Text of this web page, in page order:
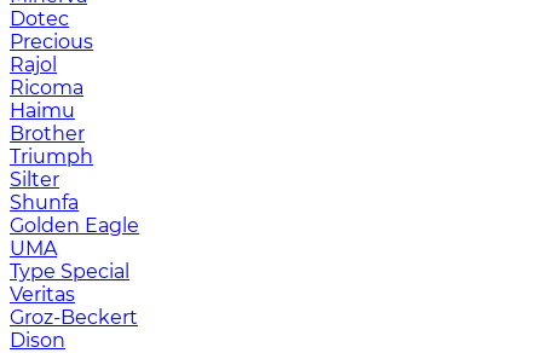
Dotec
Precious
Rajol
Ricoma
Haimu
Brother
Triumph
Silter
Shunfa
Golden Eagle
UMA
Type Special
Veritas
Groz-Beckert
Dison